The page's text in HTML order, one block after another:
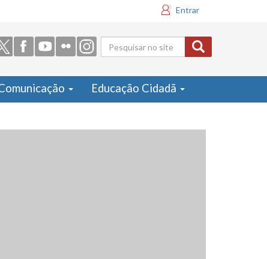
Entrar
Formulário
de busca
Educação Cidadã